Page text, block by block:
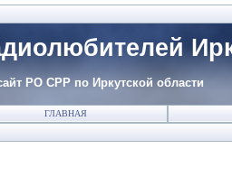
РО СРР по Иркутской области
ГЛАВНАЯ